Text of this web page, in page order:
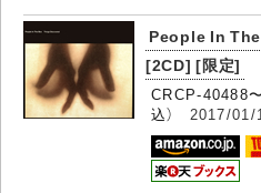
People In
[2CD] [限定]
CRCP-40488
込） 2017/01/